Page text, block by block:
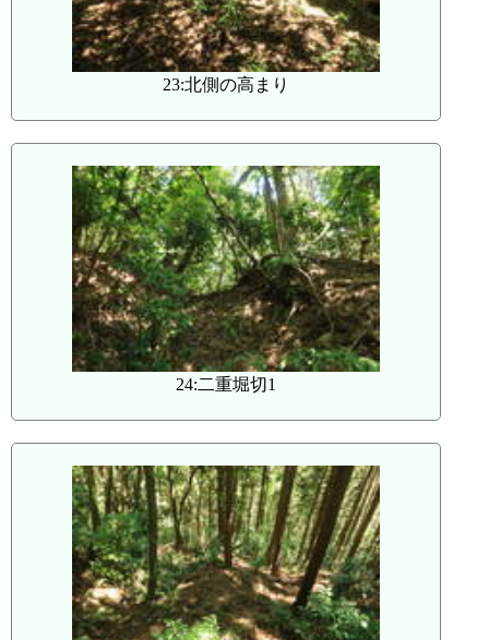
23:北側の高まり
24:二重堀切1